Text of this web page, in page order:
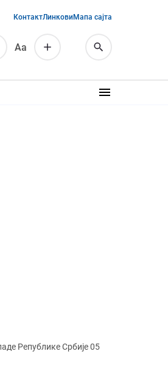
Аа
КонтактЛинковиМапа сајта
Републике Србије 05